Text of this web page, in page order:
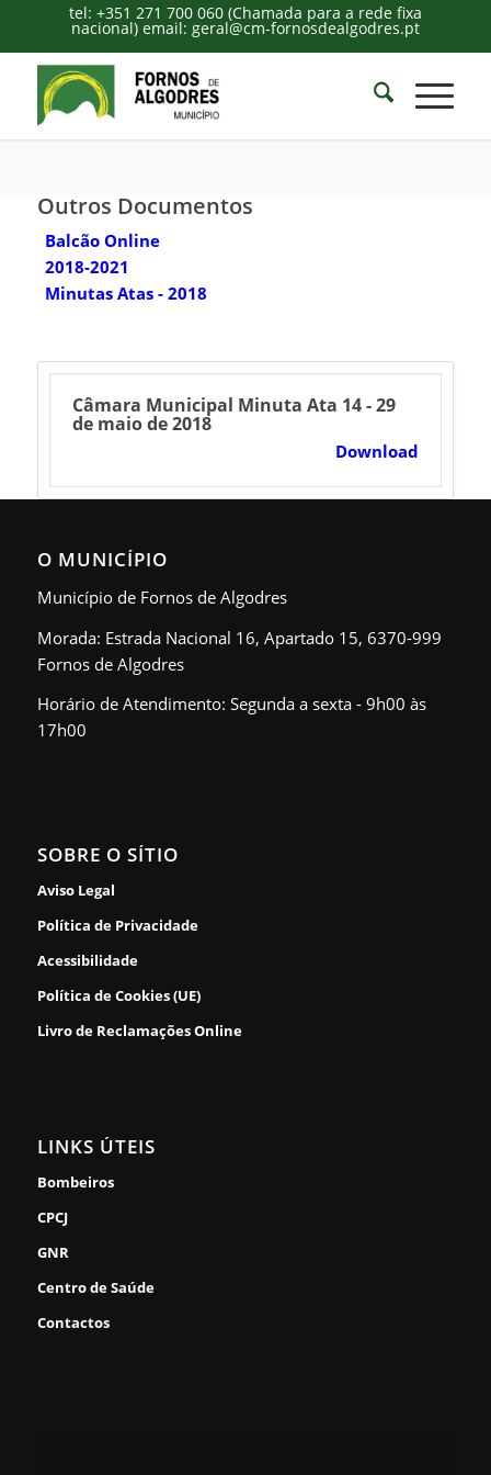
tel: +351 271 700 060 (Chamada para a rede fixa
nacional) email: geral@cm-fornosdealgodres.pt
Outros Documentos
Balcão Online
2018-2021
Minutas Atas - 2018
Câmara Municipal Minuta Ata 14 - 29
de maio de 2018
Download
O MUNICÍPIO
Município de Fornos de Algodres
Morada: Estrada Nacional 16, Apartado 15, 6370-999
Fornos de Algodres
Horário de Atendimento: Segunda a sexta - 9h00 às
17h00
SOBRE O SÍTIO
Aviso Legal
Política de Privacidade
Acessibilidade
Política de Cookies (UE)
Livro de Reclamações Online
LINKS ÚTEIS
Bombeiros
CPCJ
GNR
Centro de Saúde
Contactos